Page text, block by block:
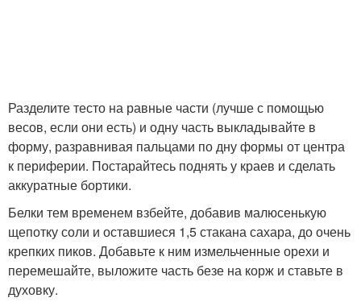
Разделите тесто на равные части (лучше с помощью
весов, если они есть) и одну часть выкладывайте в
форму, разравнивая пальцами по дну формы от центра
к периферии. Постарайтесь поднять у краев и сделать
аккуратные бортики.
Белки тем временем взбейте, добавив малюсенькую
щепотку соли и оставшиеся 1,5 стакана сахара, до очень
крепких пиков. Добавьте к ним измельченные орехи и
перемешайте, выложите часть безе на корж и ставьте в
духовку.